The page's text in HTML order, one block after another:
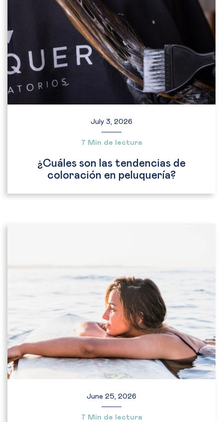
July 3, 2026
7 Min de lectura
¿Cuáles son las tendencias de
coloración en peluquería?
June 25, 2026
7 Min de lectura